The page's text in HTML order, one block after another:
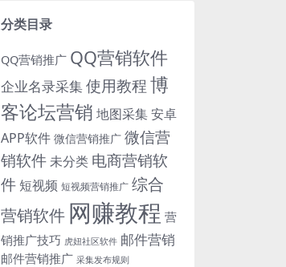
分类目录
QQ营销推广 QQ营销软件
企业名录采集使用教程博
客论坛营销 地图采集安卓
APP软件 微信营销推广 微信营
销软件未分类 电商营销软
件短视频 短视频营销推广 综合
营销软件 网赚教程 营
销推广技巧 虎妞社区软件 邮件营销
邮件营销推广 采集发布规则